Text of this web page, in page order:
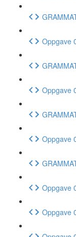
Oppgave
Oppgave
Oppgave
Oppgave
Oppgave